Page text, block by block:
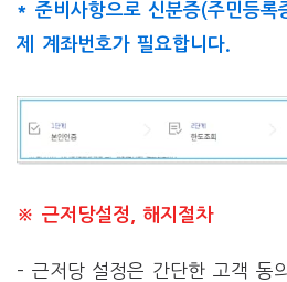
* 준비사항으로 신분증(주민등록
제 계좌번호가 필요합니다.
※ 근저당설정, 해지절차
– 근저당 설정은 간단한 고객 동